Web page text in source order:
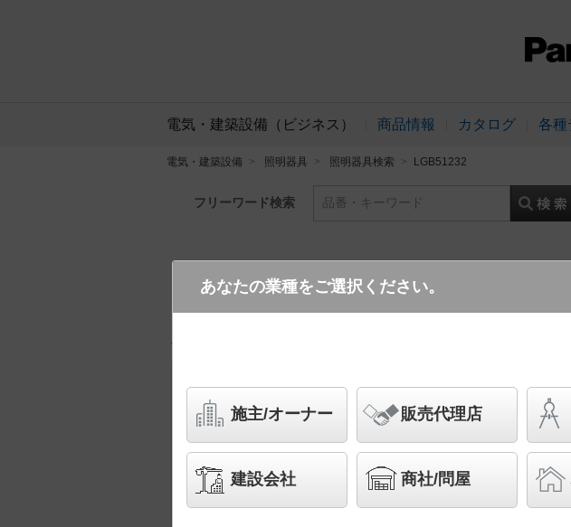
電気・建築設備（ビジネス） 商品情報 カタログ 各種
電気・建築設備 照明器具 照明器具検索 LGB51232
フリーワード検索 品番・キーワード
LGB51232 XG1
天井直付
内蔵型）
（ライコ
◆工場在庫品
◆希望小売
LED内蔵、
あなたの業種をご選択ください。
施主/オーナー 販売代理店
建設会社 商社/問屋